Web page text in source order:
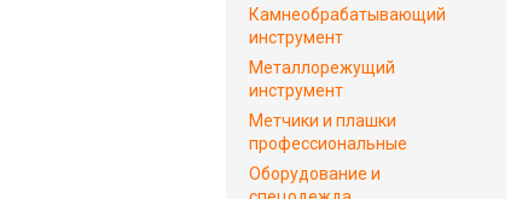
Камнеобрабатывающий
инструмент
Металлорежущий
инструмент
Метчики и плашки
профессиональные
Оборудование и